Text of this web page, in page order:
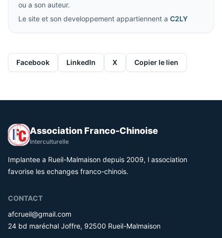
ou a son auteur.
Le site et son developpement appartiennent a C2LY
Facebook LinkedIn X Copier le lien
Association Franco-Chinoise
Interculturelle
Implantee a Rueil-Malmaison depuis 2009, l association
favorise les echanges franco-chinois.
CONTACT
afcrueil@gmail.com
24 bd maréchal Joffre, 92500 Rueil-Malmaison